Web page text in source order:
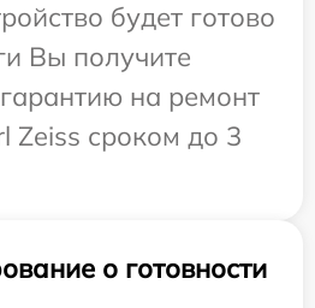
будет готово
Вы получите
на ремонт
Zeiss сроком до 3
о готовности